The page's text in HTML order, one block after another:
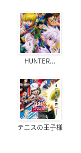
HUNTER...
テニスの王子様